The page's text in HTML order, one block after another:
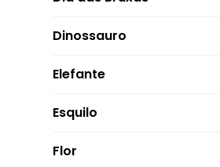
Dinossauro
Elefante
Esquilo
Flor